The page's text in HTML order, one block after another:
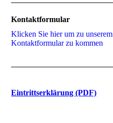
Kontaktformular
Klicken Sie hier um zu unserem
Kon­takt­for­mu­lar zu kommen
Eintrittserklärung (PDF)